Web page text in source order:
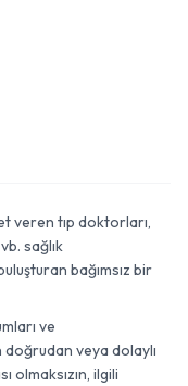
veren tıp doktorları,
sağlık
bağımsız bir
ve
veya dolaylı
olmaksızın, ilgili